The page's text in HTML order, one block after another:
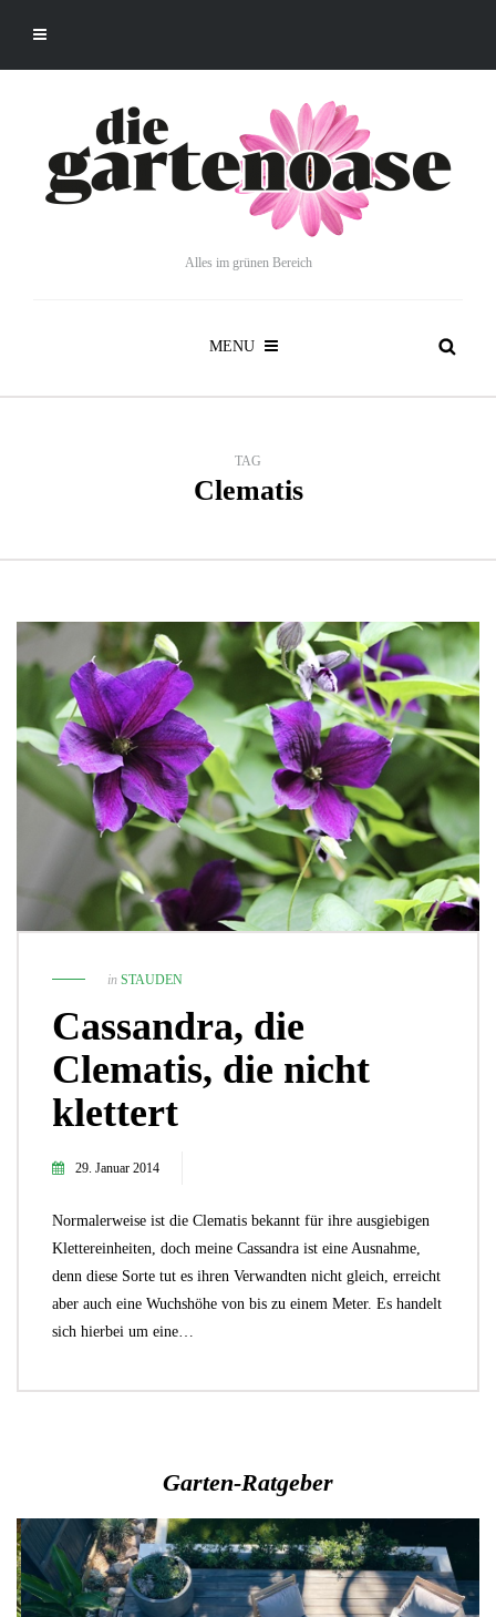
Alles im grünen Bereich
MENU
TAG
Clematis
in STAUDEN
Cassandra, die
Clematis, die nicht
klettert
29. Januar 2014
Normalerweise ist die Clematis bekannt für ihre ausgiebigen
Klettereinheiten, doch meine Cassandra ist eine Ausnahme,
denn diese Sorte tut es ihren Verwandten nicht gleich, erreicht
aber auch eine Wuchshöhe von bis zu einem Meter. Es handelt
sich hierbei um eine…
Garten-Ratgeber